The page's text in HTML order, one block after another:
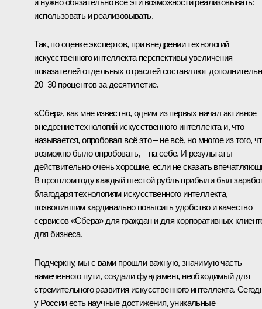
использовать и реализовывать.
Так, по оценке экспертов, при внедрении технологий
искусственного интеллекта перспективы увеличения
показателей отдельных отраслей составляют
20–30 процентов за десятилетие.
«Сбер», как мне известно, одним из первых начал активное
внедрение технологий искусственного интеллекта и, что
называется, опробовал всё это – не всё, но многое из того,
возможно было опробовать, – на себе. И результаты
действительно очень хорошие, если не сказать
В прошлом году каждый шестой рубль прибыли был
благодаря технологиям искусственного интеллекта,
позволившим кардинально повысить удобство и качество
сервисов «Сбера» для граждан и для корпоративных
для бизнеса.
Подчеркну, мы с вами прошли важную, значимую часть
намеченного пути, создали фундамент, необходимый для
стремительного развития искусственного интеллекта.
у России есть научные достижения, уникальные